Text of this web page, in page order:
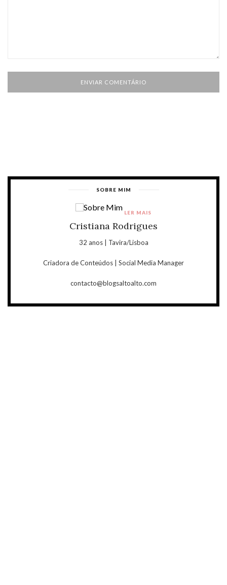
SOBRE MIM
Cristiana Rodrigues
32 anos | Tavira/Lisboa
Criadora de Conteúdos | Social Media Manager
contacto@blogsaltoalto.com
LER MAIS